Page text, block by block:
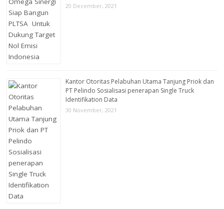
20 December, 2021
Kantor Otoritas Pelabuhan Utama Tanjung Priok dan
PT Pelindo Sosialisasi penerapan Single Truck
Identifikation Data
30 November, 2021